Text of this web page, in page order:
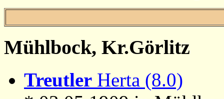
Mühlbock, Kr.Görlitz
Treutler Herta (8.0)